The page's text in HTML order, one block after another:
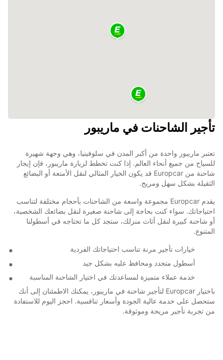
تأجير الشاحنات في ماريبور
تعتبر ماريبور واحدة من أكبر المدن في سلوفينيا، وهي وجهة شهيرة
للسياح من جميع أنحاء العالم. إذا كنت تخطط لزيارة ماريبور، فإن إيجار
شاحنة من Europcar قد يكون الخيار المثالي لنقل الأمتعة أو البضائع
الثقيلة بشكل سهل ومريح.
يقدم Europcar مجموعة واسعة من الشاحنات بأحجام مختلفة لتناسب
احتياجاتك. سواء كنت بحاجة إلى شاحنة صغيرة لنقل بضائعك الشخصية،
أو شاحنة كبيرة لنقل أثاث منزلك، ستجد كل ما تحتاجه في أسطولنا
المتنوع.
خيارات تأجير مرنة تناسب احتياجاتك الفردية
أسطول متجدد ومحافظ عليه بشكل جيد
خدمة عملاء متميزة لمساعدتك في اختيار الشاحنة المناسبة
باختيار Europcar لتأجير شاحنة في ماريبور، يمكنك الاطمئنان إلى أنك
ستحصل على خدمة عالية الجودة وأسعار تنافسية. احجز اليوم للاستفادة
من تجربة تأجير مريحة وموثوقة.